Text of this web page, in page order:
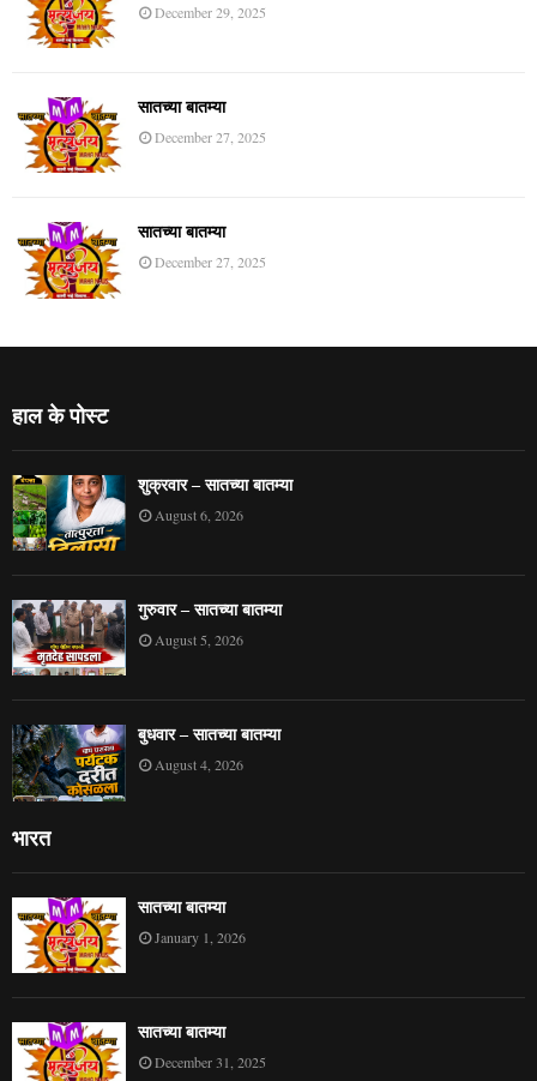
December 29, 2025
सातच्या बातम्या
December 27, 2025
सातच्या बातम्या
December 27, 2025
हाल के पोस्ट
शुक्रवार – सातच्या बातम्या
August 6, 2026
गुरुवार – सातच्या बातम्या
August 5, 2026
बुधवार – सातच्या बातम्या
August 4, 2026
भारत
सातच्या बातम्या
January 1, 2026
सातच्या बातम्या
December 31, 2025